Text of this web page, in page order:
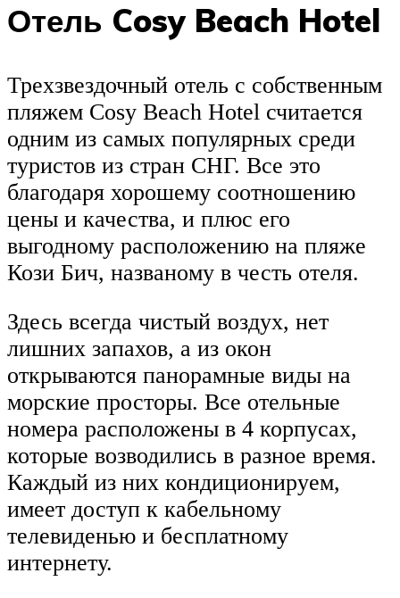
Отель Cosy Beach Hotel
Трехзвездочный отель с собственным
пляжем Cosy Beach Hotel считается
одним из самых популярных среди
туристов из стран СНГ. Все это
благодаря хорошему соотношению
цены и качества, и плюс его
выгодному расположению на пляже
Кози Бич, названому в честь отеля.
Здесь всегда чистый воздух, нет
лишних запахов, а из окон
открываются панорамные виды на
морские просторы. Все отельные
номера расположены в 4 корпусах,
которые возводились в разное время.
Каждый из них кондиционируем,
имеет доступ к кабельному
телевиденью и бесплатному
интернету.